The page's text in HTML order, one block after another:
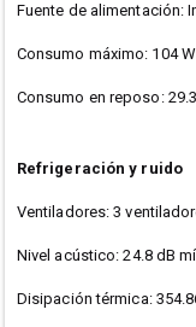
Fuente de alimentación:
Consumo máximo: 104 W
Consumo en reposo:
Refrigeración y ruido
Ventiladores: 3
Nivel acústico: 24.8 dB
Disipación térmica: